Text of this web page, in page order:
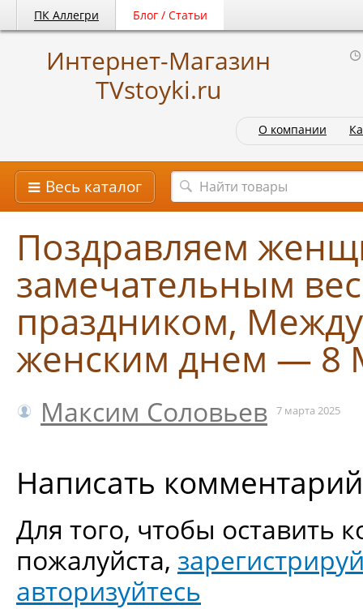
ПК Аллегри Блог / Статьи
Интернет-Магазин
TVstoyki.ru
О компании
Весь каталог
Поздравляем
замечательным
праздником,
женским днем — 8
Максим Соловьев 7 марта 2025
Написать комментарий
Для того, чтобы оставить
пожалуйста,
авторизуйтесь